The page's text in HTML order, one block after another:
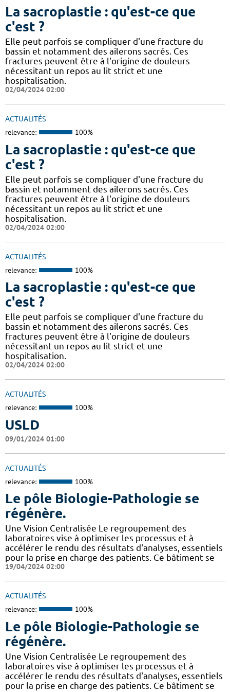
La sacroplastie : qu'est-ce que
c'est ?
Elle peut parfois se compliquer d'une fracture du
bassin et notamment des ailerons sacrés. Ces
fractures peuvent être à l'origine de douleurs
nécessitant un repos au lit strict et une
hospitalisation.
02/04/2024 02:00
ACTUALITÉS
relevance: 100%
La sacroplastie : qu'est-ce que
c'est ?
Elle peut parfois se compliquer d'une fracture du
bassin et notamment des ailerons sacrés. Ces
fractures peuvent être à l'origine de douleurs
nécessitant un repos au lit strict et une
hospitalisation.
02/04/2024 02:00
ACTUALITÉS
relevance: 100%
La sacroplastie : qu'est-ce que
c'est ?
Elle peut parfois se compliquer d'une fracture du
bassin et notamment des ailerons sacrés. Ces
fractures peuvent être à l'origine de douleurs
nécessitant un repos au lit strict et une
hospitalisation.
02/04/2024 02:00
ACTUALITÉS
relevance: 100%
USLD
09/01/2024 01:00
ACTUALITÉS
relevance: 100%
Le pôle Biologie-Pathologie se
régénère.
Une Vision Centralisée Le regroupement des
laboratoires vise à optimiser les processus et à
accélérer le rendu des résultats d'analyses, essentiels
pour la prise en charge des patients. Ce bâtiment se
19/04/2024 02:00
ACTUALITÉS
relevance: 100%
Le pôle Biologie-Pathologie se
régénère.
Une Vision Centralisée Le regroupement des
laboratoires vise à optimiser les processus et à
accélérer le rendu des résultats d'analyses, essentiels
pour la prise en charge des patients. Ce bâtiment se